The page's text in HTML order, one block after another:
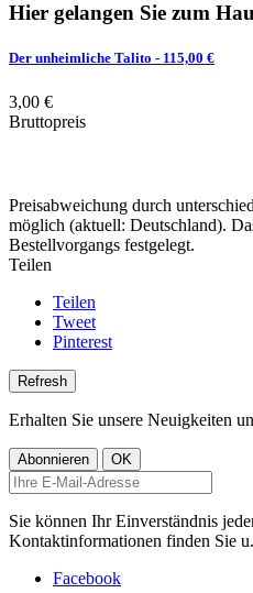
Hier gelangen Sie zum
Der unheimliche Talito - 115,00 €
3,00 €
Bruttopreis
Preisabweichung durch
möglich (aktuell: Deutschland).
Bestellvorgangs festgelegt.
Teilen
Teilen
Tweet
Pinterest
Erhalten Sie unsere Neuigkeiten
Sie können Ihr Einverständnis
Kontaktinformationen finden Sie
Facebook